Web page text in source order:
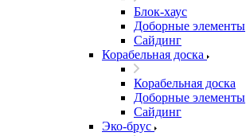
Блок-хаус
Доборные элементы
Сайдинг
Корабельная доска
Корабельная доска
Доборные элементы
Сайдинг
Эко-брус